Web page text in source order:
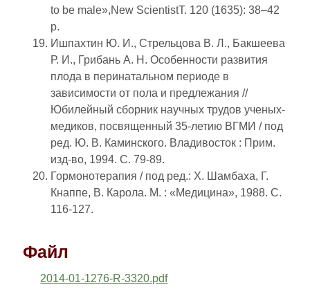
to be male»,New ScientistТ. 120 (1635): 38–42
p.
Ишпахтин Ю. И., Стрельцова В. Л., Бакшеева
Р. И., Грибань А. Н. Особенности развития
плода в перинатальном периоде в
зависимости от пола и предлежания //
Юбилейный сборник научных трудов ученых-
медиков, посвященный 35-летию ВГМИ / под
ред. Ю. В. Каминского. Владивосток : Прим.
изд-во, 1994. С. 79-89.
Гормонотерапия / под ред.: Х. Шамбаха, Г.
Кнаппе, В. Карола. М. : «Медицина», 1988. С.
116-127.
Файл
2014-01-1276-R-3320.pdf